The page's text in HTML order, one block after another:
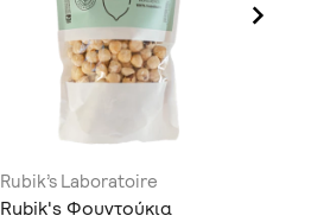
Rubik’s Laboratoire
Rubik's Φουντούκια